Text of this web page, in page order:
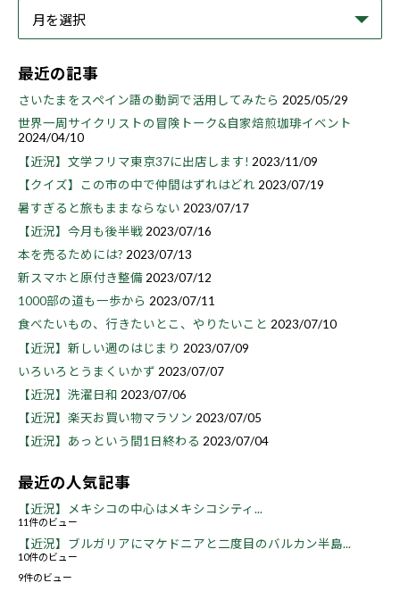
最近の記事
さいたまをスペイン語の動詞で活用してみたら 2025/05/29
世界一周サイクリストの冒険トーク&自家焙煎珈琲イベント
2024/04/10
【近況】文学フリマ東京37に出店します! 2023/11/09
【クイズ】この市の中で仲間はずれはどれ 2023/07/19
暑すぎると旅もままならない 2023/07/17
【近況】今月も後半戦 2023/07/16
本を売るためには? 2023/07/13
新スマホと原付き整備 2023/07/12
1000部の道も一歩から 2023/07/11
食べたいもの、行きたいとこ、やりたいこと 2023/07/10
【近況】新しい週のはじまり 2023/07/09
いろいろとうまくいかず 2023/07/07
【近況】洗濯日和 2023/07/06
【近況】楽天お買い物マラソン 2023/07/05
【近況】あっという間1日終わる 2023/07/04
最近の人気記事
【近況】メキシコの中心はメキシコシティ...
11件のビュー
【近況】ブルガリアにマケドニアと二度目のバルカン半島...
10件のビュー
9件のビュー